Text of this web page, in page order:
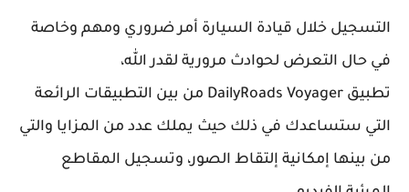
التسجيل خلال قيادة السيارة أمر ضروري ومهم وخاصة
في حال التعرض لحوادث مرورية لقدر الله،
تطبيق DailyRoads Voyager‏ من بين التطبيقات الرائعة
التي ستساعدك في ذلك حيث يملك عدد من المزايا والتي
من بينها إمكانية إلتقاط الصور، وتسجيل المقاطع